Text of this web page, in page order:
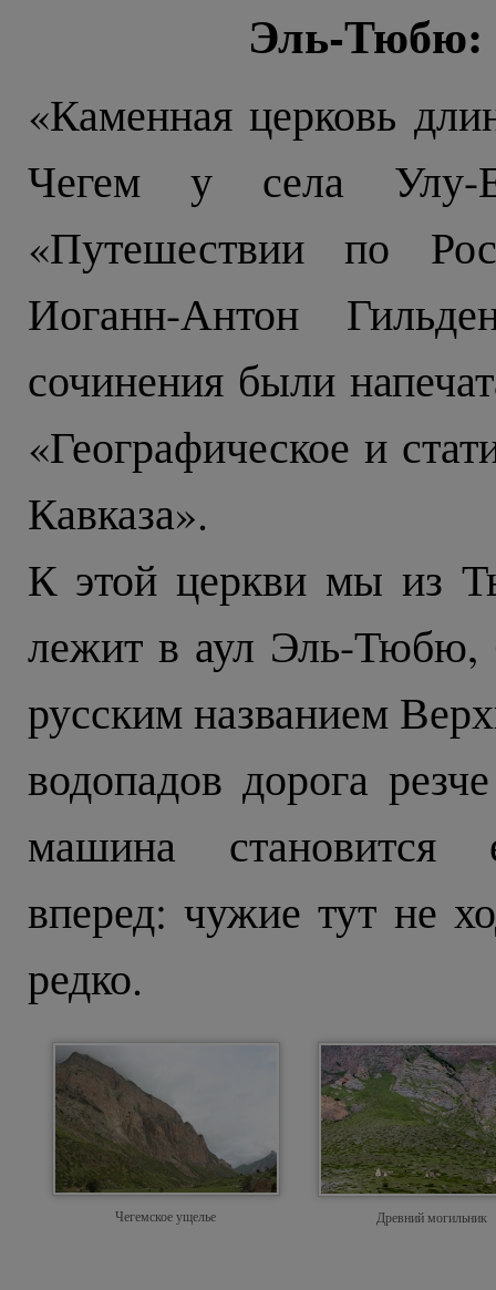
Эль-Тюбю:
«Каменная церковь
Чегем у села
«Путешествии по
Иоганн-Антон
сочинения были
«Географическое и
Кавказа».
К этой церкви мы из
лежит в аул Эль-Тюбю,
русским названием
водопадов дорога
машина становится
вперед: чужие тут не
редко.
Чегемское ущелье Древний могильник